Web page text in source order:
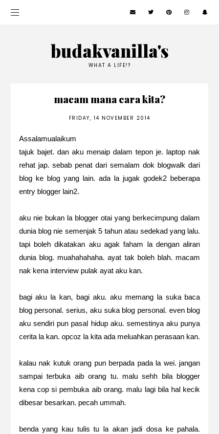
budakvanilla's
WHAT A LIFE!?
macam mana cara kita?
FRIDAY, 14 NOVEMBER 2014
Assalamualaikum
tajuk bajet. dan aku menaip dalam tepon je. laptop nak
rehat jap. sebab penat dari semalam dok blogwalk dari
blog ke blog yang lain. ada la jugak godek2 beberapa
entry blogger lain2.
aku nie bukan la blogger otai yang berkecimpung dalam
dunia blog nie semenjak 5 tahun atau sedekad yang lalu.
tapi boleh dikatakan aku agak faham la dengan aliran
dunia blog. muahahahaha. ayat tak boleh blah. macam
nak kena interview pulak ayat aku kan.
bagi aku la kan, bagi aku. aku memang la suka baca
blog personal. serius, aku suka blog personal. even blog
aku sendiri pun pasal hidup aku. semestinya aku punya
cerita la kan. opcoz la kita ada meluahkan perasaan kan.
kalau nak kutuk orang pun berpada pada la wei. jangan
sampai terbuka aib orang tu. malu sehh bila blogger
kena cop si pembuka aib orang. malu lagi bila hal kecik
dibesar besarkan. pecah ummah.
benda yang kau tulis tu la akan jadi dosa ke pahala.